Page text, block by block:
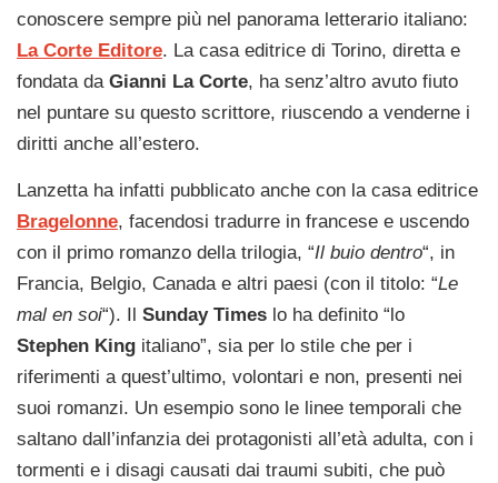
conoscere sempre più nel panorama letterario italiano:
La Corte Editore. La casa editrice di Torino, diretta e
fondata da Gianni La Corte, ha senz’altro avuto fiuto
nel puntare su questo scrittore, riuscendo a venderne i
diritti anche all’estero.
Lanzetta ha infatti pubblicato anche con la casa editrice
Bragelonne, facendosi tradurre in francese e uscendo
con il primo romanzo della trilogia, “Il buio dentro“, in
Francia, Belgio, Canada e altri paesi (con il titolo: “Le
mal en soi“). Il Sunday Times lo ha definito “lo
Stephen King italiano”, sia per lo stile che per i
riferimenti a quest’ultimo, volontari e non, presenti nei
suoi romanzi. Un esempio sono le linee temporali che
saltano dall’infanzia dei protagonisti all’età adulta, con i
tormenti e i disagi causati dai traumi subiti, che può